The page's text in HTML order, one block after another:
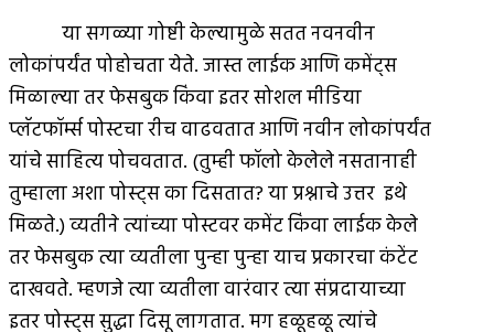
या सगळ्या गोष्टी केल्यामुळे सतत नवनवीन
लोकांपर्यंत पोहोचता येते. जास्त लाईक आणि कमेंट्स
मिळाल्या तर फेसबुक किंवा इतर सोशल मीडिया
प्लॅटफॉर्म्स पोस्टचा रीच वाढवतात आणि नवीन लोकांपर्यंत
यांचे साहित्य पोचवतात. (तुम्ही फॉलो केलेले नसतानाही
तुम्हाला अशा पोस्ट्स का दिसतात? या प्रश्नाचे उत्तर इथे
मिळते.) व्यतीने त्यांच्या पोस्टवर कमेंट किंवा लाईक केले
तर फेसबुक त्या व्यतीला पुन्हा पुन्हा याच प्रकारचा कंटेंट
दाखवते. म्हणजे त्या व्यतीला वारंवार त्या संप्रदायाच्या
इतर पोस्ट्स सुद्धा दिसू लागतात. मग हळूहळू त्यांचे